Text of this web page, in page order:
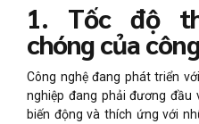
1. Tốc độ
chóng của
Công nghệ đang phát triển
nghiệp đang phải đương
biến động và thích ứng với